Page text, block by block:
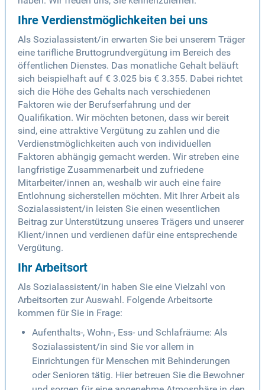
Ihre Verdienstmöglichkeiten bei uns
Als Sozialassistent/in erwarten Sie bei unserem Träger
eine tarifliche Bruttogrundvergütung im Bereich des
öffentlichen Dienstes. Das monatliche Gehalt beläuft
sich beispielhaft auf € 3.025 bis € 3.355. Dabei richtet
sich die Höhe des Gehalts nach verschiedenen
Faktoren wie der Berufserfahrung und der
Qualifikation. Wir möchten betonen, dass wir bereit
sind, eine attraktive Vergütung zu zahlen und die
Verdienstmöglichkeiten auch von individuellen
Faktoren abhängig gemacht werden. Wir streben eine
langfristige Zusammenarbeit und zufriedene
Mitarbeiter/innen an, weshalb wir auch eine faire
Entlohnung sicherstellen möchten. Mit Ihrer Arbeit als
Sozialassistent/in leisten Sie einen wesentlichen
Beitrag zur Unterstützung unseres Trägers und unserer
Klient/innen und verdienen dafür eine entsprechende
Vergütung.
Ihr Arbeitsort
Als Sozialassistent/in haben Sie eine Vielzahl von
Arbeitsorten zur Auswahl. Folgende Arbeitsorte
kommen für Sie in Frage:
Aufenthalts-, Wohn-, Ess- und Schlafräume: Als
Sozialassistent/in sind Sie vor allem in
Einrichtungen für Menschen mit Behinderungen
oder Senioren tätig. Hier betreuen Sie die Bewohner